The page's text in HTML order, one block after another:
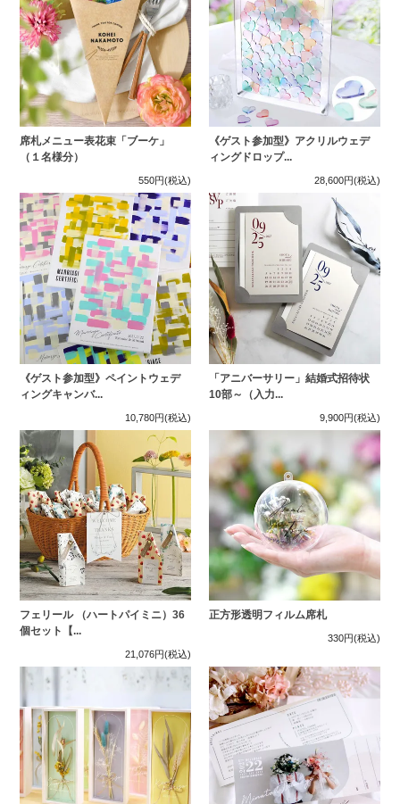
席札メニュー表花束「ブーケ」
（１名様分）
550円(税込)
《ゲスト参加型》アクリルウェデ
ィングドロップ...
28,600円(税込)
《ゲスト参加型》ペイントウェデ
ィングキャンバ...
10,780円(税込)
「アニバーサリー」結婚式招待状
10部～（入力...
9,900円(税込)
フェリール （ハートパイミニ）36
個セット【...
21,076円(税込)
正方形透明フィルム席札
330円(税込)